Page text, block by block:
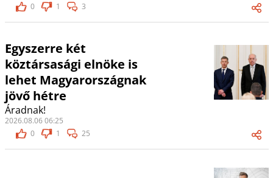
0
1 3
Egyszerre két
köztársasági elnöke is
lehet Magyarországnak
jövő hétre
Áradnak!
2026.08.06 06:25
0
1 25